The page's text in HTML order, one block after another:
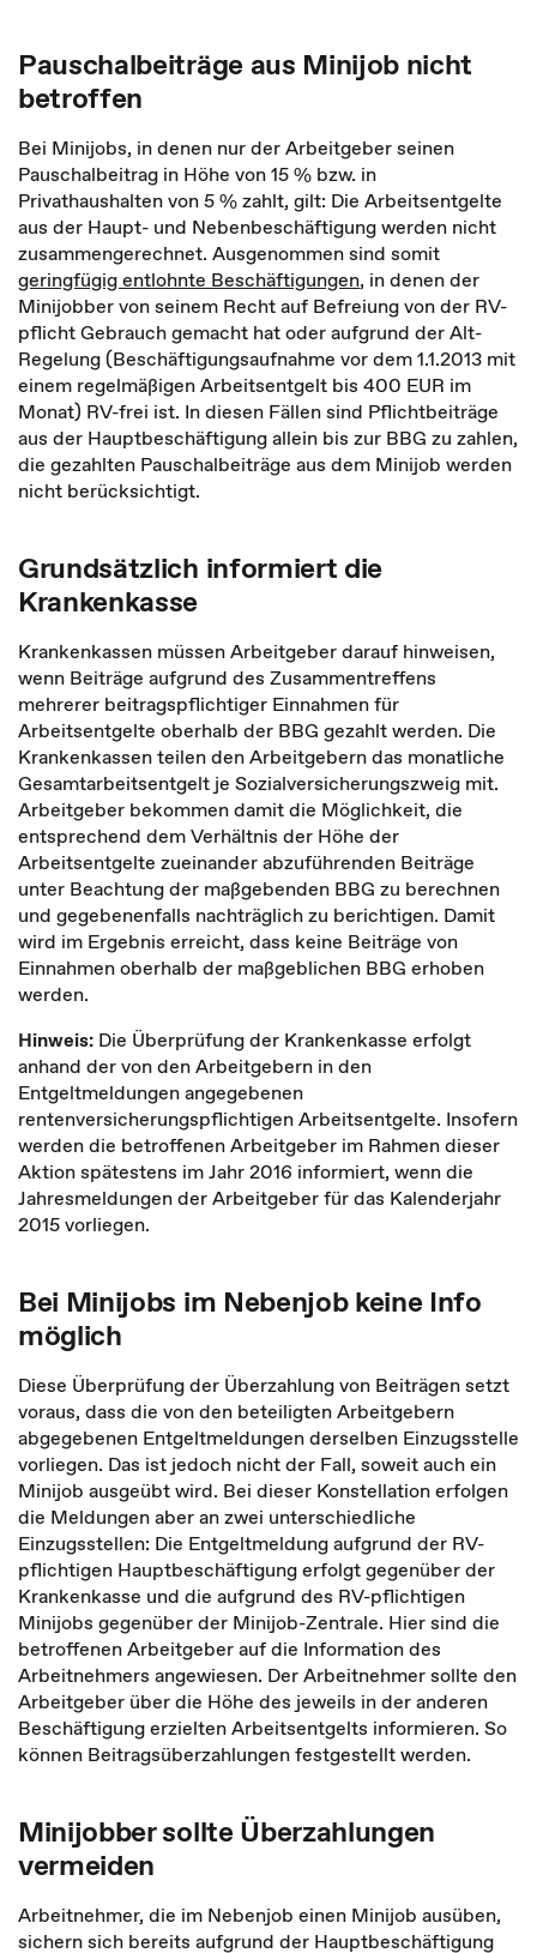
Pauschalbeiträge aus Minijob nicht
betroffen
Bei Minijobs, in denen nur der Arbeitgeber seinen
Pauschalbeitrag in Höhe von 15 % bzw. in
Privathaushalten von 5 % zahlt, gilt: Die Arbeitsentgelte
aus der Haupt- und Nebenbeschäftigung werden nicht
zusammengerechnet. Ausgenommen sind somit
geringfügig entlohnte Beschäftigungen, in denen der
Minijobber von seinem Recht auf Befreiung von der RV-
pflicht Gebrauch gemacht hat oder aufgrund der Alt-
Regelung (Beschäftigungsaufnahme vor dem 1.1.2013 mit
einem regelmäßigen Arbeitsentgelt bis 400 EUR im
Monat) RV-frei ist. In diesen Fällen sind Pflichtbeiträge
aus der Hauptbeschäftigung allein bis zur BBG zu zahlen,
die gezahlten Pauschalbeiträge aus dem Minijob werden
nicht berücksichtigt.
Grundsätzlich informiert die
Krankenkasse
Krankenkassen müssen Arbeitgeber darauf hinweisen,
wenn Beiträge aufgrund des Zusammentreffens
mehrerer beitragspflichtiger Einnahmen für
Arbeitsentgelte oberhalb der BBG gezahlt werden. Die
Krankenkassen teilen den Arbeitgebern das monatliche
Gesamtarbeitsentgelt je Sozialversicherungszweig mit.
Arbeitgeber bekommen damit die Möglichkeit, die
entsprechend dem Verhältnis der Höhe der
Arbeitsentgelte zueinander abzuführenden Beiträge
unter Beachtung der maßgebenden BBG zu berechnen
und gegebenenfalls nachträglich zu berichtigen. Damit
wird im Ergebnis erreicht, dass keine Beiträge von
Einnahmen oberhalb der maßgeblichen BBG erhoben
werden.
Hinweis: Die Überprüfung der Krankenkasse erfolgt
anhand der von den Arbeitgebern in den
Entgeltmeldungen angegebenen
rentenversicherungspflichtigen Arbeitsentgelte. Insofern
werden die betroffenen Arbeitgeber im Rahmen dieser
Aktion spätestens im Jahr 2016 informiert, wenn die
Jahresmeldungen der Arbeitgeber für das Kalenderjahr
2015 vorliegen.
Bei Minijobs im Nebenjob keine Info
möglich
Diese Überprüfung der Überzahlung von Beiträgen setzt
voraus, dass die von den beteiligten Arbeitgebern
abgegebenen Entgeltmeldungen derselben Einzugsstelle
vorliegen. Das ist jedoch nicht der Fall, soweit auch ein
Minijob ausgeübt wird. Bei dieser Konstellation erfolgen
die Meldungen aber an zwei unterschiedliche
Einzugsstellen: Die Entgeltmeldung aufgrund der RV-
pflichtigen Hauptbeschäftigung erfolgt gegenüber der
Krankenkasse und die aufgrund des RV-pflichtigen
Minijobs gegenüber der Minijob-Zentrale. Hier sind die
betroffenen Arbeitgeber auf die Information des
Arbeitnehmers angewiesen. Der Arbeitnehmer sollte den
Arbeitgeber über die Höhe des jeweils in der anderen
Beschäftigung erzielten Arbeitsentgelts informieren. So
können Beitragsüberzahlungen festgestellt werden.
Minijobber sollte Überzahlungen
vermeiden
Arbeitnehmer, die im Nebenjob einen Minijob ausüben,
sichern sich bereits aufgrund der Hauptbeschäftigung